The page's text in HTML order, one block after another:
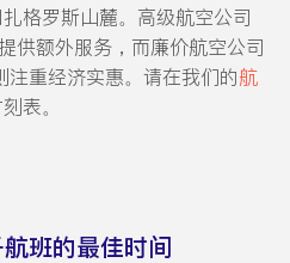
格罗斯山麓。高级航空公司
供额外服务，而廉价航空公司
注重经济实惠。请在我们的航
表。
班的最佳时间